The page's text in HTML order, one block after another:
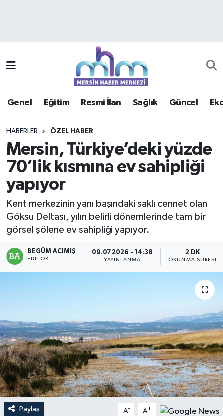
Genel Eğitim Resmi İlan Sağlık Güncel
HABERLER ÖZEL HABER
Mersin, Türkiye’deki yüzde
70’lik kısmına ev sahipliği
yapıyor
Kent merkezinin yanı başındaki saklı cennet olan
Göksu Deltası, yılın belirli dönemlerinde tam bir
görsel şölene ev sahipliği yapıyor.
BEGÜM ACIMIŞ
EDITÖR
09.07.2026 - 14:38
YAYINLANMA
2 DK
OKUNMA SÜRESI
Paylaş A- A+
Güncel
Haberde insan
Kültür - Sanat
Politika
Resmi İlan
Sağlık
Mersin Trafik Yoğunluk Haritası
Süper Lig Puan Durumu ve Fikstür
Haber Arşivi